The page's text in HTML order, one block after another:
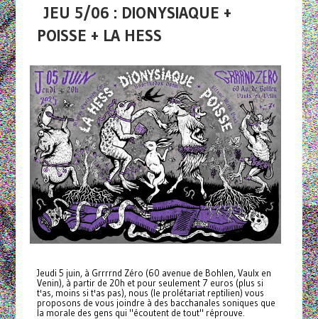
JEU 5/06 : DIONYSIAQUE +
POISSE + LA HESS
Jeudi 5 juin, à Grrrrnd Zéro (60 avenue de Bohlen, Vaulx en
Venin), à partir de 20h et pour seulement 7 euros (plus si
t'as, moins si t'as pas), nous (le prolétariat reptilien) vous
proposons de vous joindre à des bacchanales soniques que
la morale des gens qui "écoutent de tout" réprouve.